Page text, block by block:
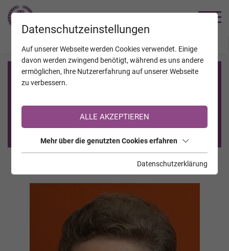
Registrierung auf TrauerHilfe.it
Sie sind noch nicht auf TrauerHilfe.it registriert?
>> zur kostenlosen Registrierung <<
Datenschutzeinstellungen
Auf unserer Webseite werden Cookies verwendet. Einige
davon werden zwingend benötigt, während es uns andere
ermöglichen, Ihre Nutzererfahrung auf unserer Webseite
zu verbessern.
ALLE AKZEPTIEREN
Mehr über die genutzten Cookies erfahren
Datenschutzerklärung
JAHRESTAGE KALENDER VERSTORBENE